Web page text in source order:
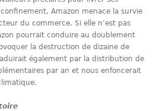
Amazon menace la survie
du commerce. Si elle n’est pas
pourrait conduire au doublement
la destruction de dizaine de
également par la distribution de
par an et nous enfoncerait